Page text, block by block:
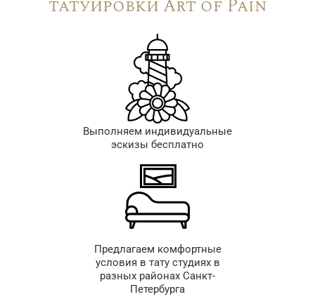
татуировки Art of Pain
Выполняем индивидуальные
эскизы бесплатно
Предлагаем комфортные
условия в тату студиях в
разных районах Санкт-
Петербурга